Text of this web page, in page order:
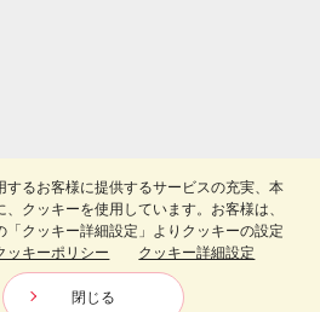
カタログ
食Club」
Inc. All Rights Reserved.
するお客様に提供するサービスの充実、本
クッキーを使用しています。お客様は、
「クッキー詳細設定」よりクッキーの設定
ッキーポリシー クッキー詳細設定
閉じる